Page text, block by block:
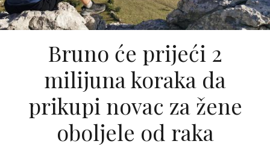
Bruno će prijeći 2
milijuna koraka da
prikupi novac za žene
oboljele od raka